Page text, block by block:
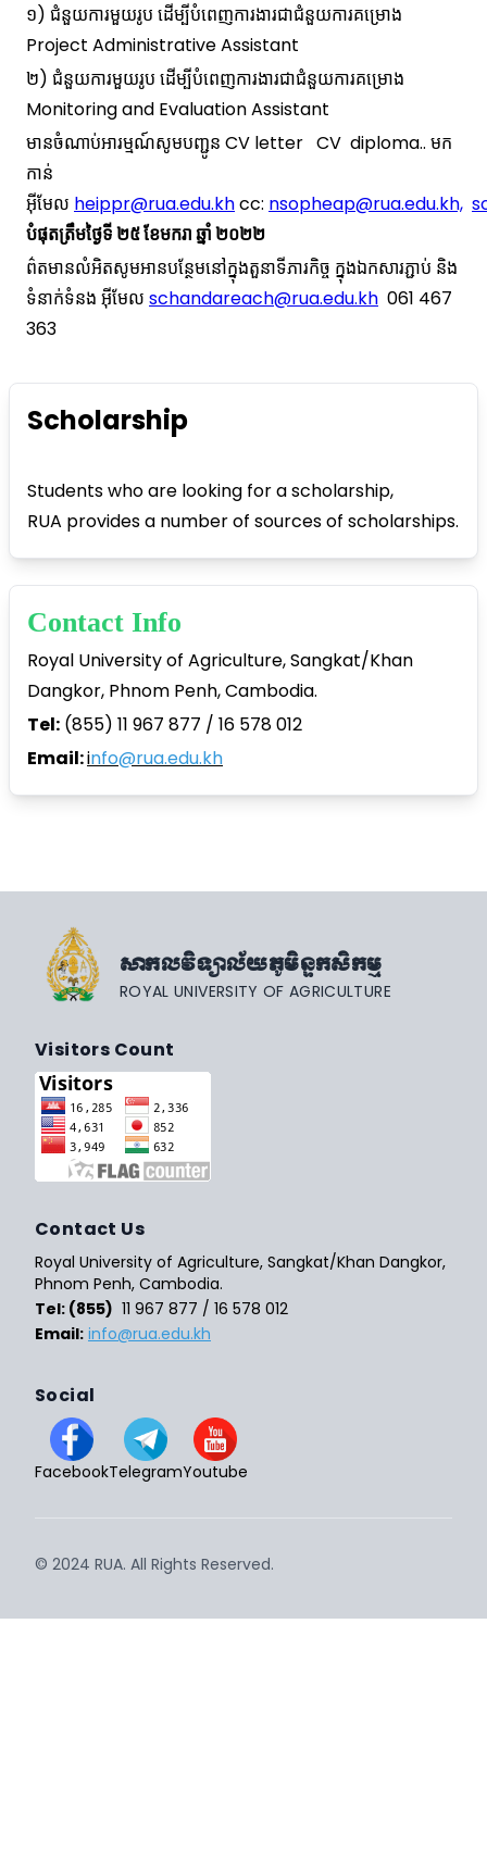
១) ជំនួយការមួយរូប ដើម្បីបំពេញការងារជាជំនួយការគម្រោង
Project Administrative Assistant
២) ជំនួយការមួយរូប ដើម្បីបំពេញការងារជាជំនួយការគម្រោង
Monitoring and Evaluation Assistant
មានចំណាប់អារម្មណ៍សូមបញ្ជូន CV letter CV diploma.. មក
កាន់
អ៊ីមែល heippr@rua.edu.khcc: nsopheap@rua.edu.kh,
បំផុតត្រឹមថ្ងៃទី ២៥ ខែមករា ឆ្នាំ ២០២២
ព៌តមានលំអិតសូមអានបន្ថែមនៅក្នុងតួនាទីភារកិច្ច ក្នុងឯកសារភ្ជាប់ និង
ទំនាក់ទំនង អ៊ីមែល schandareach@rua.edu.kh 061 467
363
Scholarship
Students who are looking for a scholarship,
RUA provides a number of sources of scholarships.
Contact Info
Royal University of Agriculture, Sangkat/Khan
Dangkor, Phnom Penh, Cambodia.
Tel: (855) 11 967 877 / 16 578 012
Email:info@rua.edu.kh
សាកលវិទ្យាល័យភូមិន្ទកសិកម្ម
ROYAL UNIVERSITY OF AGRICULTURE
Visitors Count
Contact Us
Royal University of Agriculture, Sangkat/Khan Dangkor,
Phnom Penh, Cambodia.
Tel: (855) 11 967 877 / 16 578 012
Email: info@rua.edu.kh
Social
FacebookTelegramYoutube
© 2024 RUA. All Rights Reserved.